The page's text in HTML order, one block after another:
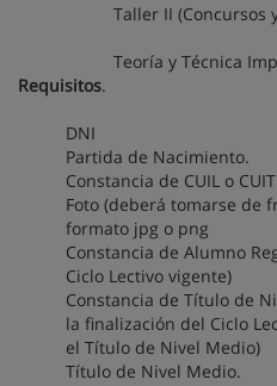
Taller II (Concursos
Teoría y Técnica
Requisitos.
DNI
Partida de Nacimiento.
Constancia de CUIL o
Foto (deberá tomarse de
formato jpg o png
Constancia de Alumno
Ciclo Lectivo vigente)
Constancia de Título de
la finalización del Ciclo
el Título de Nivel Medio)
Título de Nivel Medio.